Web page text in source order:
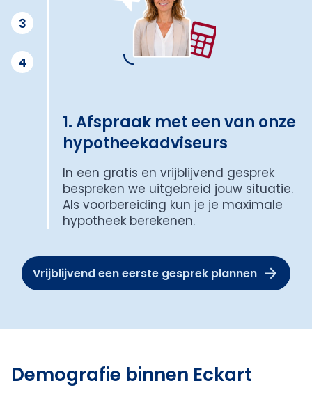
3
4
1. Afspraak met een van onze
hypotheekadviseurs
In een gratis en vrijblijvend gesprek
bespreken we uitgebreid jouw situatie.
Als voorbereiding kun je je maximale
hypotheek berekenen.
Vrijblijvend een eerste gesprek plannen
Demografie binnen Eckart